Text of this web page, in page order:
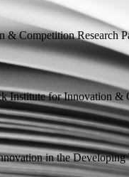
& Competition Research
Institute for Innovation &
in the Developing